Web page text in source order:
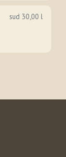
sud 30,00 l